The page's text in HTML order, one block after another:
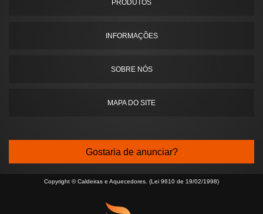
PRODUTOS
INFORMAÇÕES
SOBRE NÓS
MAPA DO SITE
Gostaria de anunciar?
Copyright © Caldeiras e Aquecedores. (Lei 9610 de 19/02/1998)